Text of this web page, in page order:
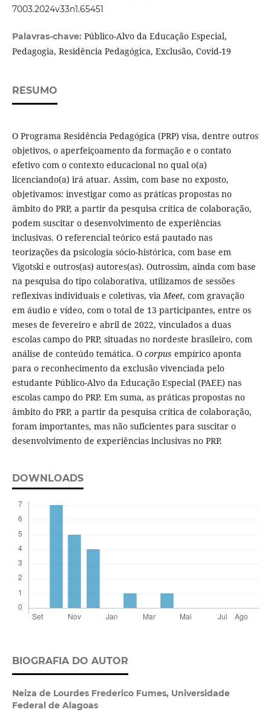
7003.2024v33n1.65451
Palavras-chave: Público-Alvo da Educação Especial,
Pedagogia, Residência Pedagógica, Exclusão, Covid-19
RESUMO
O Programa Residência Pedagógica (PRP) visa, dentre outros
objetivos, o aperfeiçoamento da formação e o contato
efetivo com o contexto educacional no qual o(a)
licenciando(a) irá atuar. Assim, com base no exposto,
objetivamos: investigar como as práticas propostas no
âmbito do PRP, a partir da pesquisa crítica de colaboração,
podem suscitar o desenvolvimento de experiências
inclusivas. O referencial teórico está pautado nas
teorizações da psicologia sócio-histórica, com base em
Vigotski e outros(as) autores(as). Outrossim, ainda com base
na pesquisa do tipo colaborativa, utilizamos de sessões
reflexivas individuais e coletivas, via Meet, com gravação
em áudio e vídeo, com o total de 13 participantes, entre os
meses de fevereiro e abril de 2022, vinculados a duas
escolas campo do PRP, situadas no nordeste brasileiro, com
análise de conteúdo temática. O corpus empírico aponta
para o reconhecimento da exclusão vivenciada pelo
estudante Público-Alvo da Educação Especial (PAEE) nas
escolas campo do PRP. Em suma, as práticas propostas no
âmbito do PRP, a partir da pesquisa crítica de colaboração,
foram importantes, mas não suficientes para suscitar o
desenvolvimento de experiências inclusivas no PRP.
DOWNLOADS
BIOGRAFIA DO AUTOR
Neiza de Lourdes Frederico Fumes, Universidade
Federal de Alagoas